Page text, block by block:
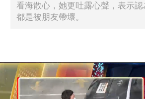
看海散心，她更吐露心聲，表示認
都是被朋友帶壞。